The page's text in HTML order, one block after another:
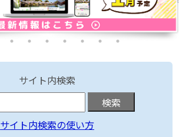
サイト内検索
サイト内検索の使い方